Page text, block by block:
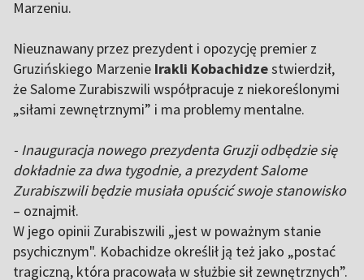
Marzeniu.
Nieuznawany przez prezydent i opozycję premier z
Gruzińskiego Marzenie Irakli Kobachidzestwierdził,
że Salome Zurabiszwili współpracuje z niekoreślonymi
„siłami zewnętrznymi” i ma problemy mentalne.
- Inauguracja nowego prezydenta Gruzji odbędzie się
dokładnie za dwa tygodnie, a prezydent Salome
Zurabiszwili będzie musiała opuścić swoje stanowisko
– oznajmił.
W jego opinii Zurabiszwili „jest w poważnym stanie
psychicznym". Kobachidze określił ją też jako „postać
tragiczną, która pracowała w służbie sił zewnętrznych”.